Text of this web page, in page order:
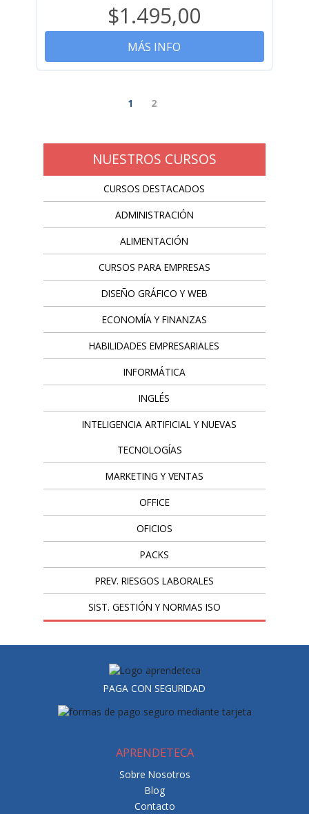
$1.495,00
MÁS INFO
1 2
NUESTROS CURSOS
CURSOS DESTACADOS
ADMINISTRACIÓN
ALIMENTACIÓN
CURSOS PARA EMPRESAS
DISEÑO GRÁFICO Y WEB
ECONOMÍA Y FINANZAS
HABILIDADES EMPRESARIALES
INFORMÁTICA
INGLÉS
INTELIGENCIA ARTIFICIAL Y NUEVAS
TECNOLOGÍAS
MARKETING Y VENTAS
OFFICE
OFICIOS
PACKS
PREV. RIESGOS LABORALES
SIST. GESTIÓN Y NORMAS ISO
PAGA CON SEGURIDAD
APRENDETECA
Sobre Nosotros
Blog
Contacto